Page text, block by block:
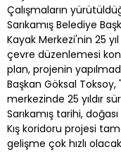
Çalışmaların
Sarıkamış Belediye
Kayak Merkezi'nin 25
çevre düzenlemesi
plan, projenin
Başkan Göksal
merkezinde 25 yıldır
Sarıkamış tarihi,
Kış koridoru projesi
gelişme çok hızlı